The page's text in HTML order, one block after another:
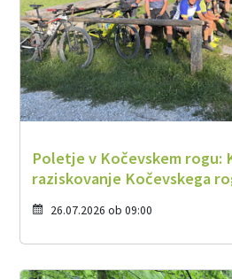
Poletje v Kočevskem rogu:
raziskovanje Kočevskega
26.07.2026 ob 09:00